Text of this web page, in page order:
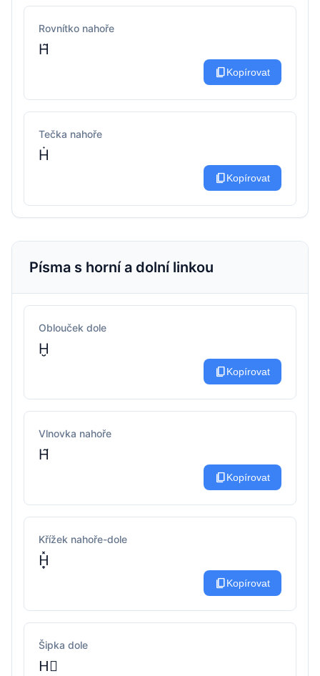
Rovnítko nahoře
H͂
content_copyKopírovat
Tečka nahoře
Ḣ
content_copyKopírovat
Písma s horní a dolní linkou
Oblouček dole
Ḫ
content_copyKopírovat
Vlnovka nahoře
H̃
content_copyKopírovat
Křížek nahoře-dole
H̟̽
content_copyKopírovat
Šipka dole
H⃗